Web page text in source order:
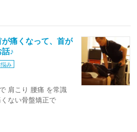
が痛くなって、首が
♪
悩み
肩こり 腰痛 を常識
ない骨盤矯正で